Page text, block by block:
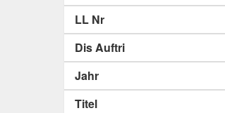
LL Nr
Dis Auftri
Jahr
Titel